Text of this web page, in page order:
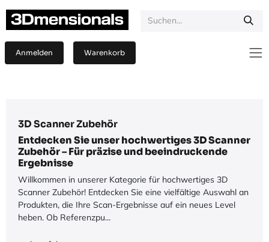
Anmelden Warenkorb
3D Scanner Zubehör
Entdecken Sie unser hochwertiges 3D Scanner
Zubehör – Für präzise und beeindruckende
Ergebnisse
Willkommen in unserer Kategorie für hochwertiges 3D
Scanner Zubehör! Entdecken Sie eine vielfältige Auswahl an
Produkten, die Ihre Scan-Ergebnisse auf ein neues Level
heben. Ob Referenzpu...